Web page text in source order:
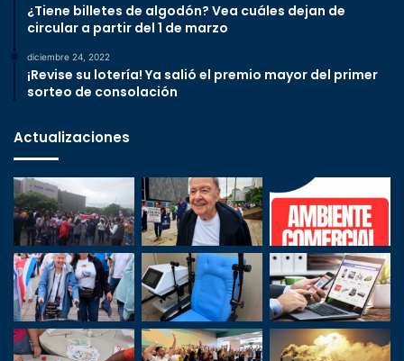
¿Tiene billetes de algodón? Vea cuáles dejan de
circular a partir del 1 de marzo
diciembre 24, 2022
¡Revise su lotería! Ya salió el premio mayor del primer
sorteo de consolación
Actualizaciones